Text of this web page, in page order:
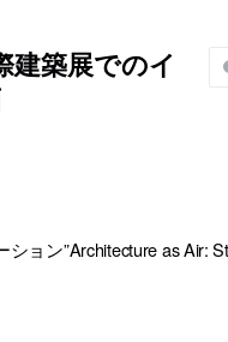
建築展でのイ
ョン”Architecture as Air: